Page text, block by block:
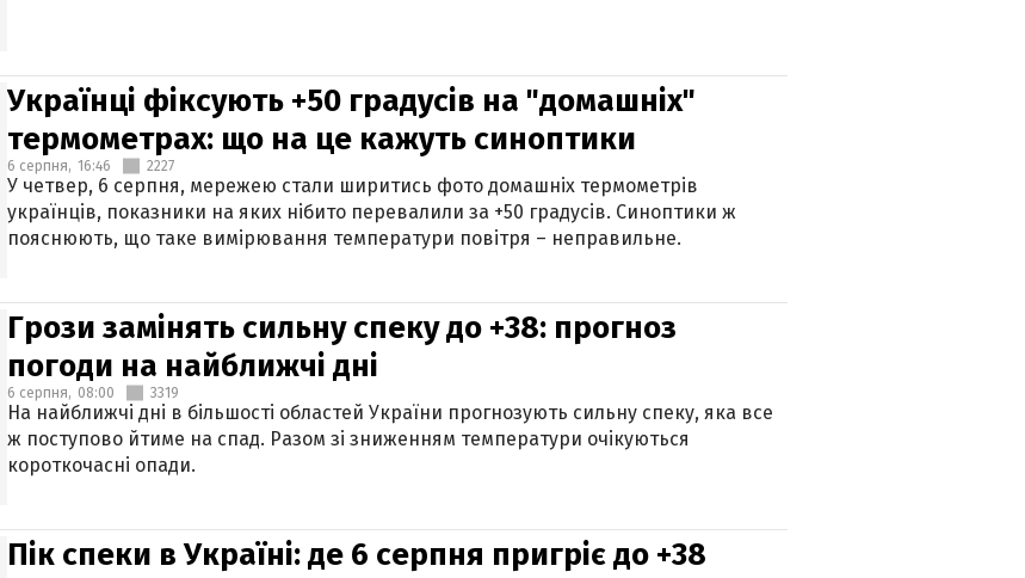
Українці фіксують +50 градусів на "домашніх"
термометрах: що на це кажуть синоптики
6 серпня, 16:46 2227
У четвер, 6 серпня, мережею стали ширитись фото домашніх термометрів
українців, показники на яких нібито перевалили за +50 градусів. Синоптики ж
пояснюють, що таке вимірювання температури повітря – неправильне.
Грози замінять сильну спеку до +38: прогноз
погоди на найближчі дні
6 серпня, 08:00 3319
На найближчі дні в більшості областей України прогнозують сильну спеку, яка все
ж поступово йтиме на спад. Разом зі зниженням температури очікуються
короткочасні опади.
Пік спеки в Україні: де 6 серпня пригріє до +38